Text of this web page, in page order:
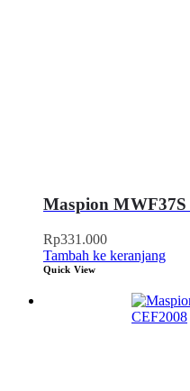
Maspion
Rp331.000
Tambah ke keranjang
Quick View